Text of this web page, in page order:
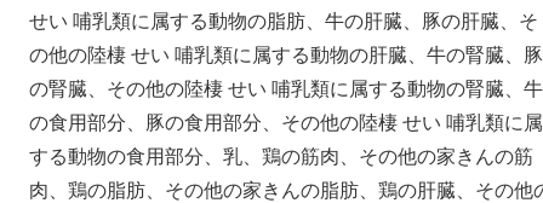
せい 哺乳類に属する動物の脂肪、牛の肝臓、豚の肝臓、そ
の他の陸棲 せい 哺乳類に属する動物の肝臓、牛の腎臓、豚
の腎臓、その他の陸棲 せい 哺乳類に属する動物の腎臓、牛
の食用部分、豚の食用部分、その他の陸棲 せい 哺乳類に属
する動物の食用部分、乳、鶏の筋肉、その他の家きんの筋
肉、鶏の脂肪、その他の家きんの脂肪、鶏の肝臓、その他